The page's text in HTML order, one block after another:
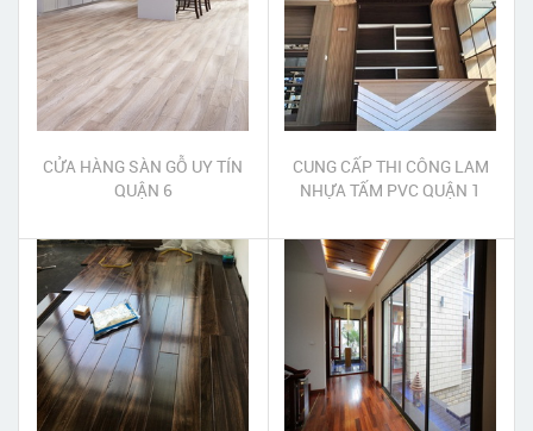
CỬA HÀNG SÀN GỖ UY TÍN
QUẬN 6
CUNG CẤP THI CÔNG LAM
NHỰA TẤM PVC QUẬN 1